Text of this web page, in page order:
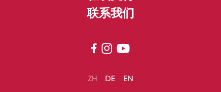
联系我们
  
ZH DE EN